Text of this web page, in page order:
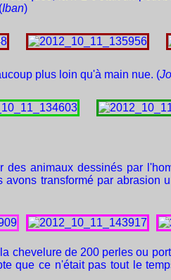
Iban)
plus loin qu'à main nue. (
animaux dessinés par
transformé par
chevelure de 200 perles ou
que ce n'était pas tout le